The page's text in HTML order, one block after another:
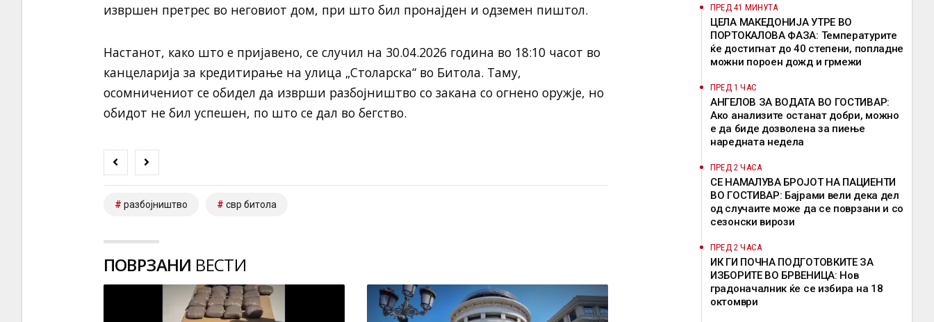
извршен претрес во неговиот дом, при што бил пронајден и одземен пиштол.
Настанот, како што е пријавено, се случил на 30.04.2026 година во 18:10 часот во
канцеларија за кредитирање на улица „Столарска“ во Битола. Таму,
осомничениот се обидел да изврши разбојништво со закана со огнено оружје, но
обидот не бил успешен, по што се дал во бегство.
разбојништво свр битола
ПОВРЗАНИ ВЕСТИ
ПРЕД 41 МИНУТА
ЦЕЛА МАКЕДОНИЈА УТРЕ ВО
ПОРТОКАЛОВА ФАЗА: Температурите
ќе достигнат до 40 степени, попладне
можни пороен дожд и грмежи
ПРЕД 1 ЧАС
АНГЕЛОВ ЗА ВОДАТА ВО ГОСТИВАР:
Ако анализите останат добри, можно
е да биде дозволена за пиење
наредната недела
ПРЕД 2 ЧАСА
СЕ НАМАЛУВА БРОЈОТ НА ПАЦИЕНТИ
ВО ГОСТИВАР: Бајрами вели дека дел
од случаите може да се поврзани и со
сезонски вирози
ПРЕД 2 ЧАСА
ИК ГИ ПОЧНА ПОДГОТОВКИТЕ ЗА
ИЗБОРИТЕ ВО БРВЕНИЦА: Нов
градоначалник ќе се избира на 18
октомври